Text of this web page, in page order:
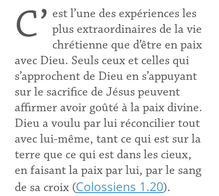
C’ est l’une des expériences les
plus extraordinaires de la vie
chrétienne que d’être en paix
avec Dieu. Seuls ceux et celles qui
s’approchent de Dieu en s’appuyant
sur le sacrifice de Jésus peuvent
affirmer avoir goûté à la paix divine.
Dieu a voulu par lui réconcilier tout
avec lui-même, tant ce qui est sur la
terre que ce qui est dans les cieux,
en faisant la paix par lui, par le sang
de sa croix (Colossiens 1.20).